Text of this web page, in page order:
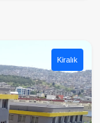
Kiralık